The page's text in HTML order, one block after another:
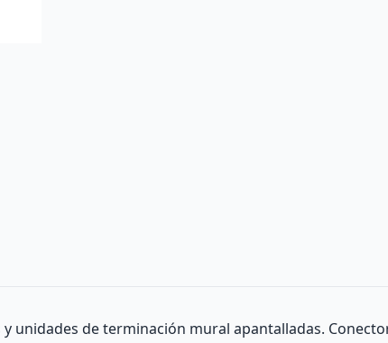
unidades de terminación mural apantalladas.